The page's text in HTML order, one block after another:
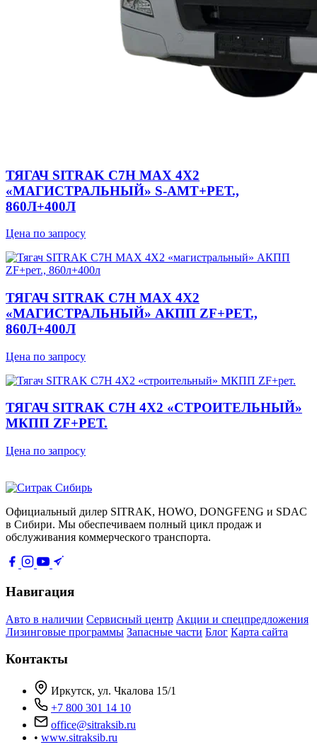
ТЯГАЧ SITRAK C7H MAX 4Х2
«МАГИСТРАЛЬНЫЙ» S-AMT+РЕТ.,
860Л+400Л
Цена по запросу
ТЯГАЧ SITRAK C7H MAX 4Х2
«МАГИСТРАЛЬНЫЙ» АКПП ZF+РЕТ.,
860Л+400Л
Цена по запросу
ТЯГАЧ SITRAK C7H 4Х2 «СТРОИТЕЛЬНЫЙ»
МКПП ZF+РЕТ.
Цена по запросу
Официальный дилер SITRAK, HOWO, DONGFENG и SDAC
в Сибири. Мы обеспечиваем полный цикл продаж и
обслуживания коммерческого транспорта.
Навигация
Авто в наличии Сервисный центр Акции и спецпредложения
Лизинговые программы Запасные части Блог Карта сайта
Контакты
Иркутск, ул. Чкалова 15/1
+7 800 301 14 10
office@sitraksib.ru
• www.sitraksib.ru